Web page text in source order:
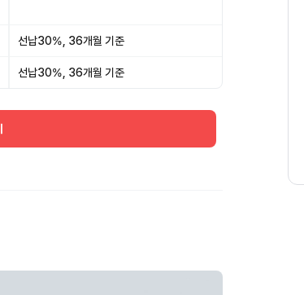
선납30%, 36개월 기준
선납30%, 36개월 기준